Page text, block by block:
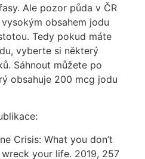
Ale pozor půda v ČR
obsahem jodu
Tedy pokud máte
vyberte si některý
Sáhnout můžete po
obsahuje 200 mcg jodu
Crisis: What you don’t
your life. 2019, 257